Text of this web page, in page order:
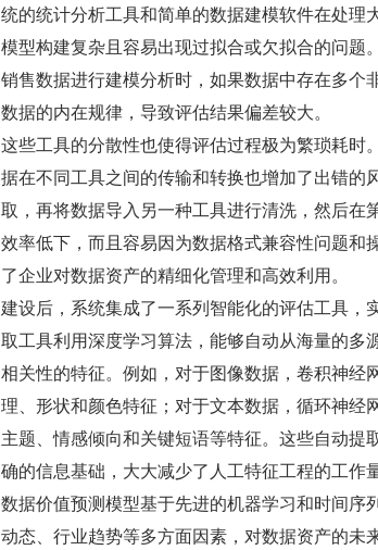
统的统计分析工具和简单的数据建模软件在处理
模型构建复杂且容易出现过拟合或欠拟合的问题
销售数据进行建模分析时，如果数据中存在多个
数据的内在规律，导致评估结果偏差较大。
这些工具的分散性也使得评估过程极为繁琐耗时
据在不同工具之间的传输和转换也增加了出错的
取，再将数据导入另一种工具进行清洗，然后在
效率低下，而且容易因为数据格式兼容性问题和
了企业对数据资产的精细化管理和高效利用。
建设后，系统集成了一系列智能化的评估工具，
取工具利用深度学习算法，能够自动从海量的多
相关性的特征。例如，对于图像数据，卷积神
理、形状和颜色特征；对于文本数据，循环神经
主题、情感倾向和关键短语等特征。这些自动
确的信息基础，大大减少了人工特征工程的工作
数据价值预测模型基于先进的机器学习和时间序
动态、行业趋势等多方面因素，对数据资产的